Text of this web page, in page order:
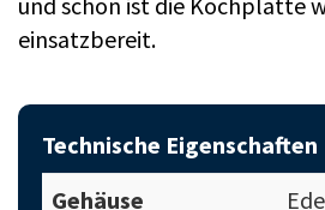
einsatzbereit.
Technische Eigenschaften
Gehäuse